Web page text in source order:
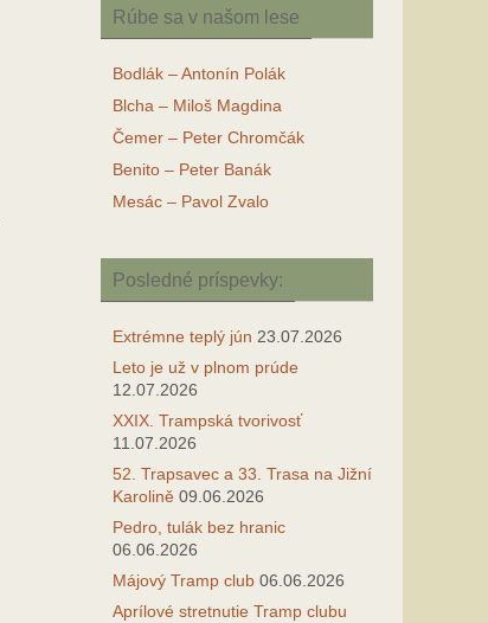
Rúbe sa v našom lese
Bodlák – Antonín Polák
Blcha – Miloš Magdina
Čemer – Peter Chromčák
Benito – Peter Banák
Mesác – Pavol Zvalo
Posledné príspevky:
Extrémne teplý jún 23.07.2026
Leto je už v plnom prúde
12.07.2026
XXIX. Trampská tvorivosť
11.07.2026
52. Trapsavec a 33. Trasa na Jižní
Karolině 09.06.2026
Pedro, tulák bez hranic
06.06.2026
Májový Tramp club 06.06.2026
Aprílové stretnutie Tramp clubu